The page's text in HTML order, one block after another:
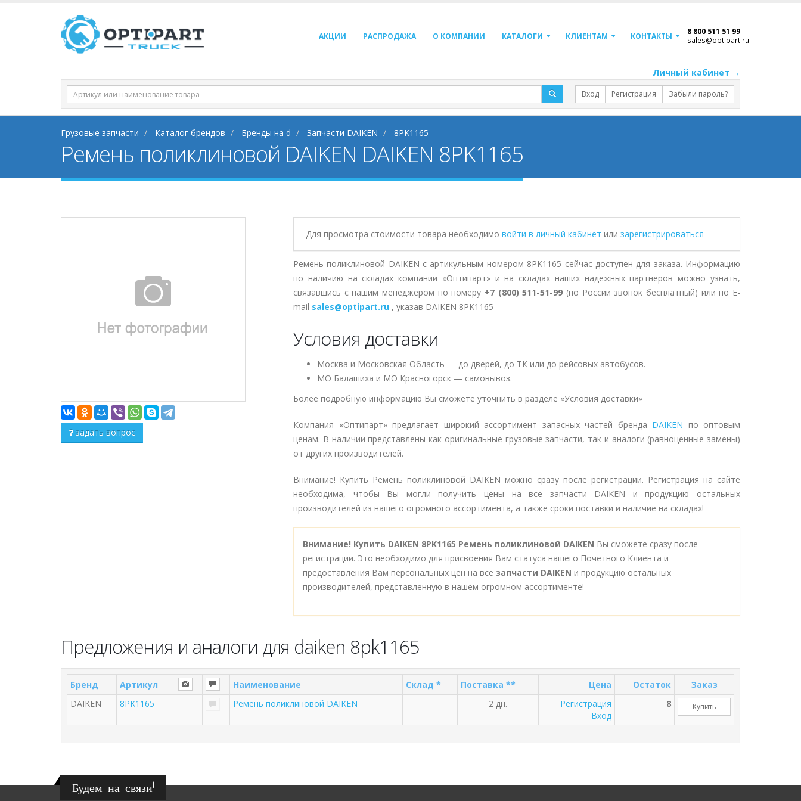
АКЦИИ РАСПРОДАЖА О КОМПАНИИ КАТАЛОГИ КЛИЕНТАМ КОНТАКТЫ 8 800 511 51 99
sales@optipart.ru
Личный кабинет →
Вход Регистрация Забыли пароль?
Грузовые запчасти Каталог брендов Бренды на d Запчасти DAIKEN 8PK1165
Ремень поликлиновой DAIKEN DAIKEN 8PK1165
задать вопрос
Для просмотра стоимости товара необходимо войти в личный кабинет или зарегистрироваться
Ремень поликлиновой DAIKEN с артикульным номером 8PK1165 сейчас доступен для заказа. Информацию
по наличию на складах компании «Оптипарт» и на складах наших надежных партнеров можно узнать,
связавшись с нашим менеджером по номеру +7 (800) 511-51-99 (по России звонок бесплатный) или по E-
mail sales@optipart.ru , указав DAIKEN 8PK1165
Условия доставки
Москва и Московская Область — до дверей, до ТК или до рейсовых автобусов.
МО Балашиха и МО Красногорск — самовывоз.
Более подробную информацию Вы сможете уточнить в разделе «Условия доставки»
Компания «Оптипарт» предлагает широкий ассортимент запасных частей бренда DAIKEN по оптовым
ценам. В наличии представлены как оригинальные грузовые запчасти, так и аналоги (равноценные замены)
от других производителей.
Внимание! Купить Ремень поликлиновой DAIKEN можно сразу после регистрации. Регистрация на сайте
необходима, чтобы Вы могли получить цены на все запчасти DAIKEN и продукцию остальных
производителей из нашего огромного ассортимента, а также сроки поставки и наличие на складах!
Внимание! Купить DAIKEN 8PK1165 Ремень поликлиновой DAIKEN Вы сможете сразу после
регистрации. Это необходимо для присвоения Вам статуса нашего Почетного Клиента и
предоставления Вам персональных цен на все запчасти DAIKEN и продукцию остальных
производителей, представленную в нашем огромном ассортименте!
Предложения и аналоги для daiken 8pk1165
Бренд Артикул Наименование Склад * Поставка ** Цена Остаток
Заказ
DAIKEN
8PK1165 Ремень поликлиновой DAIKEN 2 дн.
Регистрация
Вход
8 Купить
Будем на связи!